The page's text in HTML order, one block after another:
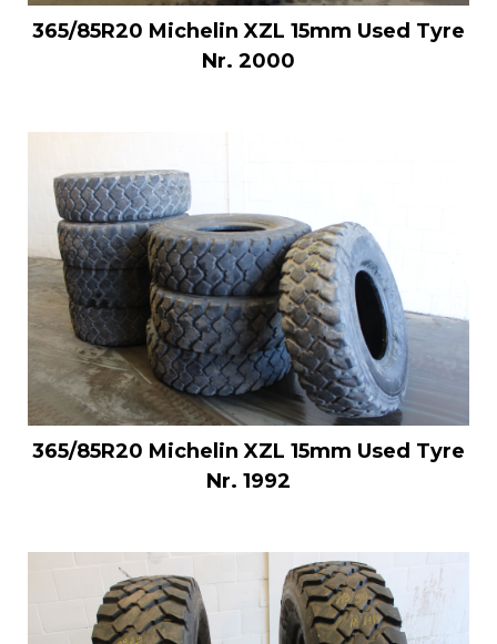
365/85R20 Michelin XZL 15mm Used Tyre
Nr. 2000
365/85R20 Michelin XZL 15mm Used Tyre
Nr. 1992